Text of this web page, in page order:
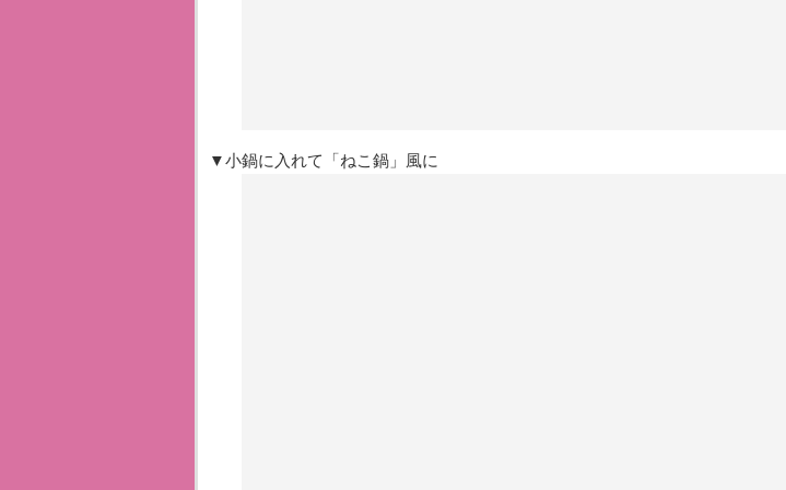
▼小鍋に入れて「ねこ鍋」風に